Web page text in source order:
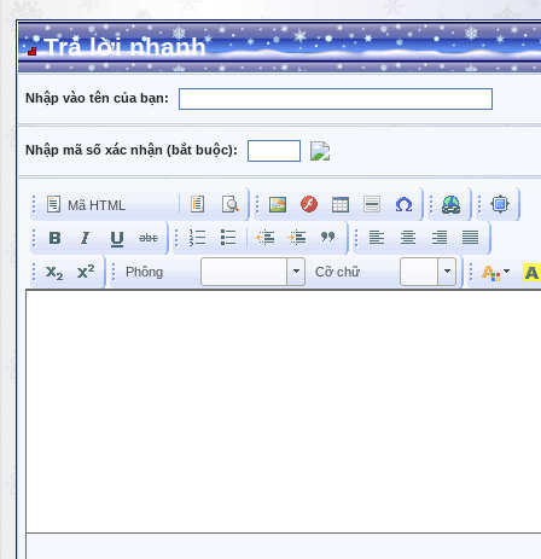
Trả lời nhanh
Nhập vào tên của bạn:
Nhập mã số xác nhận (bắt buộc):
Mã HTML
Phông Phông Cỡ chữ Kích cỡ phông